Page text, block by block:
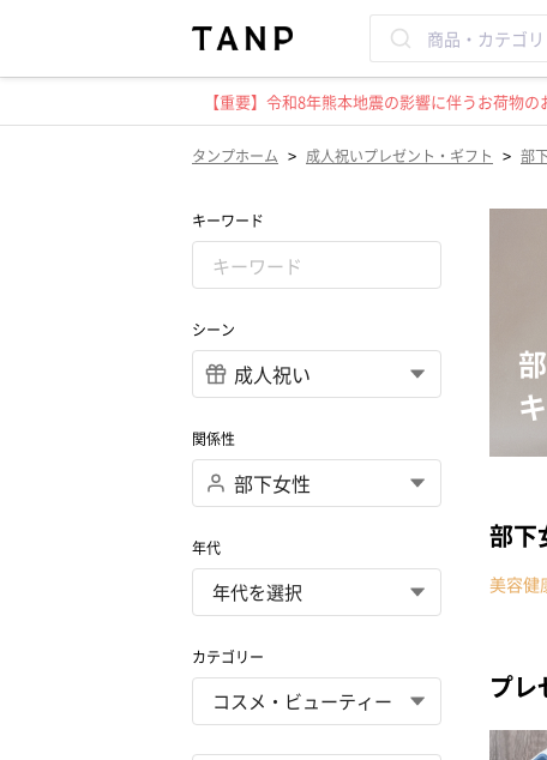
【重要】令和8年熊本地震の影響に伴うお荷物
タンプホーム > 成人祝いプレゼント・ギフト > 部
キーワード
シーン
関係性
年代
カテゴリー
部下
美容健
プレ